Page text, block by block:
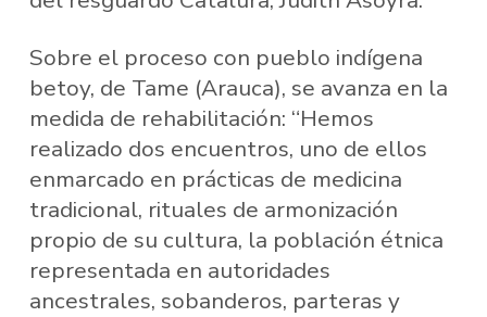
Sobre el proceso con pueblo indígena
betoy, de Tame (Arauca), se avanza en la
medida de rehabilitación: “Hemos
realizado dos encuentros, uno de ellos
enmarcado en prácticas de medicina
tradicional, rituales de armonización
propio de su cultura, la población étnica
representada en autoridades
ancestrales, sobanderos, parteras y